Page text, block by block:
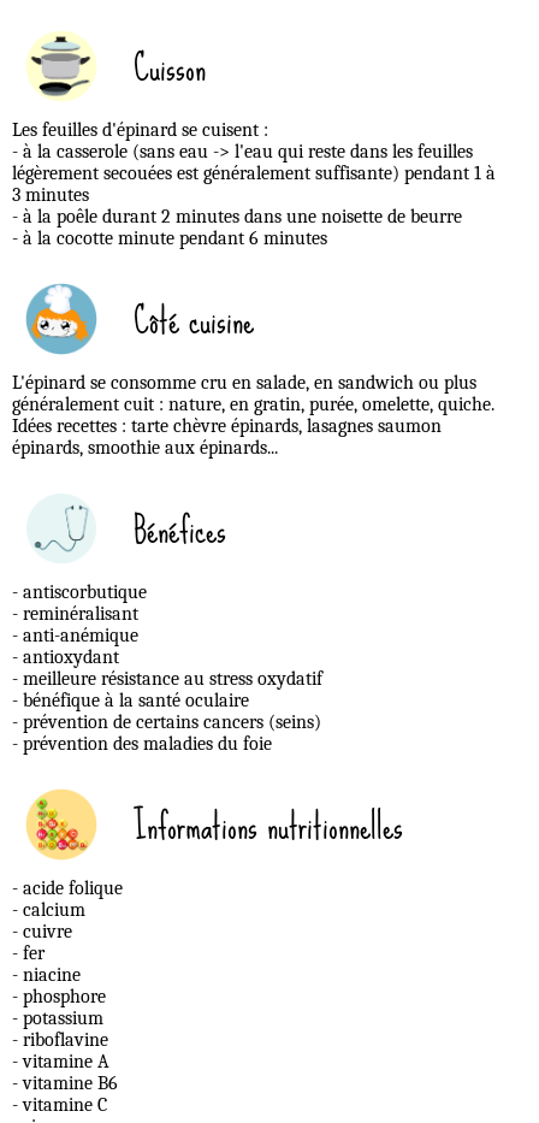
Cuisson
Les feuilles d'épinard se cuisent :
- à la casserole (sans eau -> l'eau qui reste dans les feuilles
légèrement secouées est généralement suffisante) pendant 1 à
3 minutes
- à la poêle durant 2 minutes dans une noisette de beurre
- à la cocotte minute pendant 6 minutes
Côté cuisine
L'épinard se consomme cru en salade, en sandwich ou plus
généralement cuit : nature, en gratin, purée, omelette, quiche.
Idées recettes : tarte chèvre épinards, lasagnes saumon
épinards, smoothie aux épinards...
Bénéfices
- antiscorbutique
- reminéralisant
- anti-anémique
- antioxydant
- meilleure résistance au stress oxydatif
- bénéfique à la santé oculaire
- prévention de certains cancers (seins)
- prévention des maladies du foie
Informations nutritionnelles
- acide folique
- calcium
- cuivre
- fer
- niacine
- phosphore
- potassium
- riboflavine
- vitamine A
- vitamine B6
- vitamine C